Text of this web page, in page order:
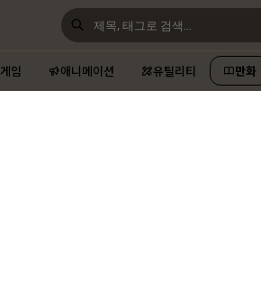
게임 애니메이션 유틸리티 만화